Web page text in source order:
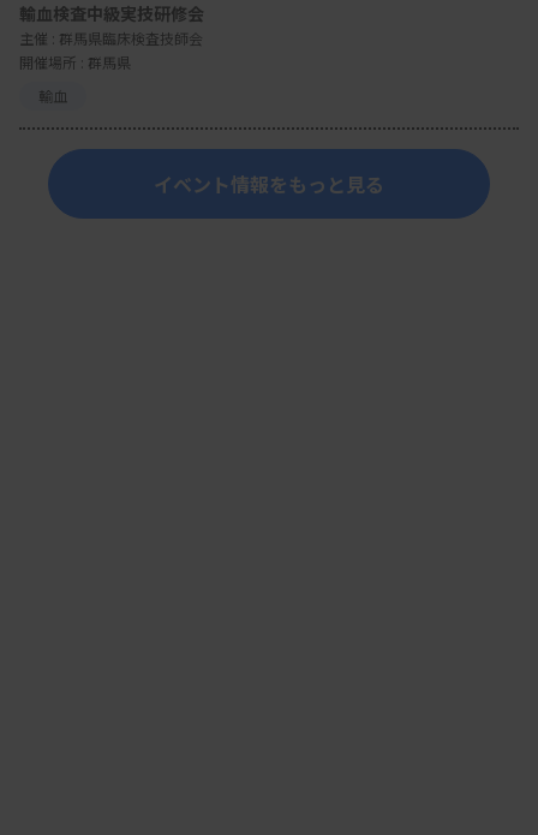
輸血検査中級実技研修会
主催 : 群馬県臨床検査技師会
開催場所 : 群馬県
輸血
イベント情報をもっと見る